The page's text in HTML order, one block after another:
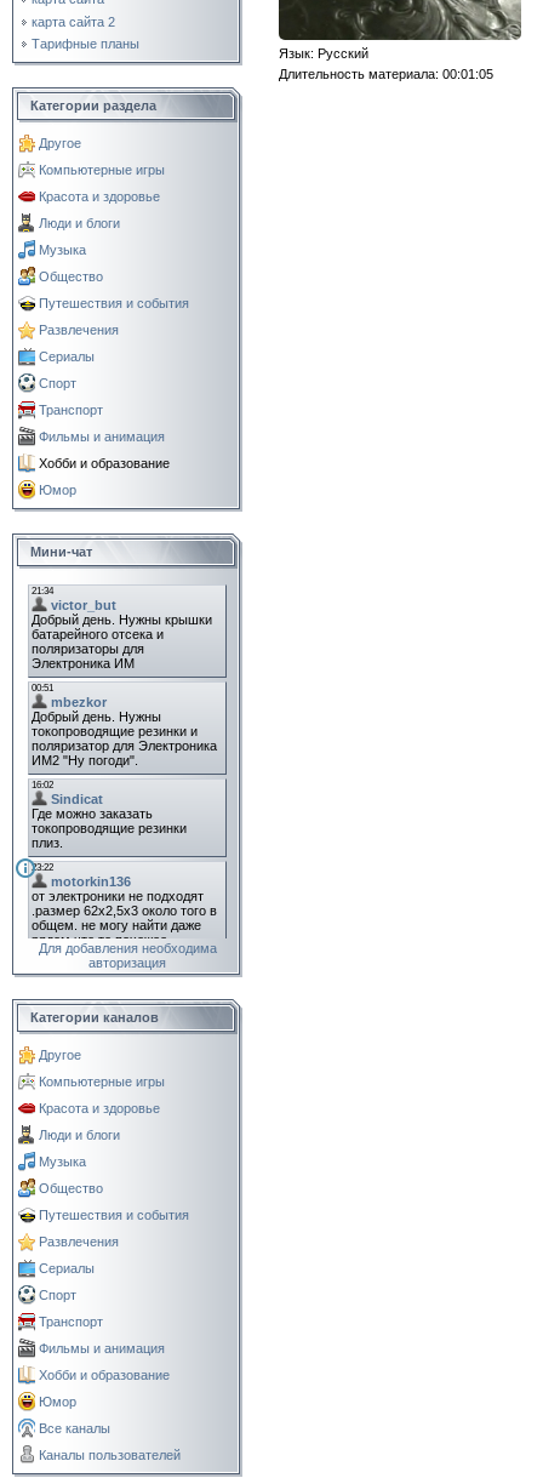
карта сайта 2
Тарифные планы
Категории раздела
Другое
Компьютерные игры
Красота и здоровье
Люди и блоги
Музыка
Общество
Путешествия и события
Развлечения
Сериалы
Спорт
Транспорт
Фильмы и анимация
Хобби и образование
Юмор
Мини-чат
Для добавления необходима
авторизация
Категории каналов
Другое
Компьютерные игры
Красота и здоровье
Люди и блоги
Музыка
Общество
Путешествия и события
Развлечения
Сериалы
Спорт
Транспорт
Фильмы и анимация
Хобби и образование
Юмор
Все каналы
Каналы пользователей
Язык: Русский
Длительность материала: 00:01:05